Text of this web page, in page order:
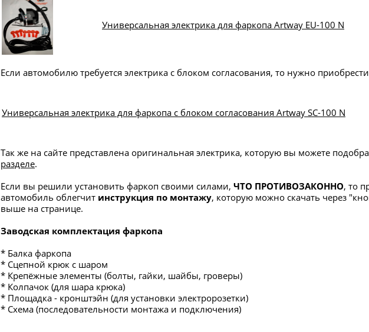
Универсальная электрика для фаркопа Artway EU-100 N
Если автомобилю требуется электрика с блоком согласования, то нужно приобрести
Универсальная электрика для фаркопа с блоком согласования Artway SC-100 N
Так же на сайте представлена оригинальная электрика, которую вы можете
разделе.
Если вы решили установить фаркоп своими силами, ЧТО ПРОТИВОЗАКОННО, то
автомобиль облегчит инструкция по монтажу, которую можно скачать через
выше на странице.
Заводская комплектация фаркопа
* Балка фаркопа
* Сцепной крюк с шаром
* Крепёжные элементы (болты, гайки, шайбы, гроверы)
* Колпачок (для шара крюка)
* Площадка - кронштэйн (для установки электророзетки)
* Схема (последовательности монтажа и подключения)